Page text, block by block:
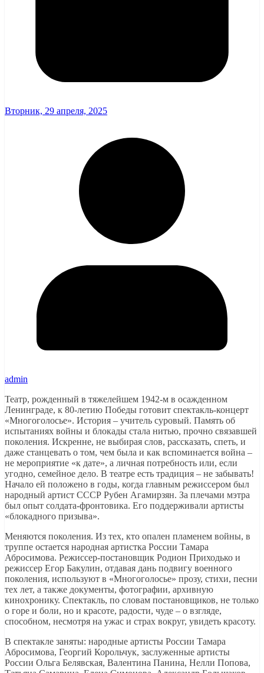
Вторник, 29 апреля, 2025
admin
Театр, рожденный в тяжелейшем 1942-м в осажденном
Ленинграде, к 80-летию Победы готовит спектакль-концерт
«Многоголосье». История – учитель суровый. Память об
испытаниях войны и блокады стала нитью, прочно связавшей
поколения. Искренне, не выбирая слов, рассказать, спеть, и
даже станцевать о том, чем была и как вспоминается война –
не мероприятие «к дате», а личная потребность или, если
угодно, семейное дело. В театре есть традиция – не забывать!
Начало ей положено в годы, когда главным режиссером был
народный артист СССР Рубен Агамирзян. За плечами мэтра
был опыт солдата-фронтовика. Его поддерживали артисты
«блокадного призыва».
Меняются поколения. Из тех, кто опален пламенем войны, в
труппе остается народная артистка России Тамара
Абросимова. Режиссер-постановщик Родион Приходько и
режиссер Егор Бакулин, отдавая дань подвигу военного
поколения, используют в «Многоголосье» прозу, стихи, песни
тех лет, а также документы, фотографии, архивную
кинохронику. Спектакль, по словам постановщиков, не только
о горе и боли, но и красоте, радости, чуде – о взгляде,
способном, несмотря на ужас и страх вокруг, увидеть красоту.
В спектакле заняты: народные артисты России Тамара
Абросимова, Георгий Корольчук, заслуженные артисты
России Ольга Белявская, Валентина Панина, Нелли Попова,